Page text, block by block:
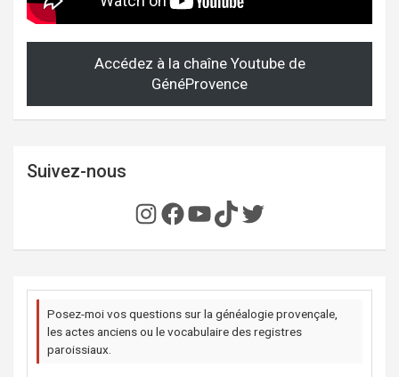
Accédez à la chaîne Youtube de
GénéProvence
Suivez-nous
Instagram
Facebook
YouTube
TikTok
Twitter
Posez-moi vos questions sur la généalogie provençale,
les actes anciens ou le vocabulaire des registres
paroissiaux.